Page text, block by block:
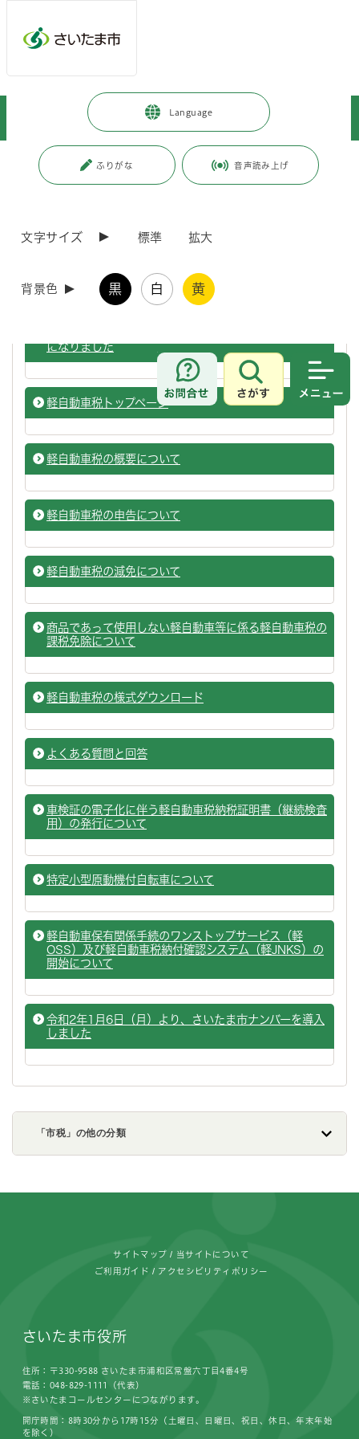
Language
ふりがな 音声読み上げ
文字サイズ 標準 拡大
背景色 黒 白 黄
お問合せ
さがす
暮らし・手続き > 保険・年金・税金
軽自動車税
ページ番号：J000466
ープレートの記念所蔵制度を導入します
になりました
軽自動車税トップページ
軽自動車税の概要について
軽自動車税の申告について
軽自動車税の減免について
商品であって使用しない軽自動車等に係る軽自動車税の
課税免除について
軽自動車税の様式ダウンロード
よくある質問と回答
車検証の電子化に伴う軽自動車税納税証明書（継続検査
用）の発行について
特定小型原動機付自転車について
軽自動車保有関係手続のワンストップサービス（軽
OSS）及び軽自動車税納付確認システム（軽JNKS）の
開始について
令和2年1月6日（月）より、さいたま市ナンバーを導入
しました
「市税」の他の分類
サイトマップ 当サイトについて
ご利用ガイド アクセシビリティポリシー
さいたま市役所
住所：〒330-9588 さいたま市浦和区常盤六丁目4番4号
電話：048-829-1111（代表）
※さいたまコールセンターにつながります。
開庁時間：8時30分から17時15分（土曜日、日曜日、祝日、休日、年末年始
を除く）